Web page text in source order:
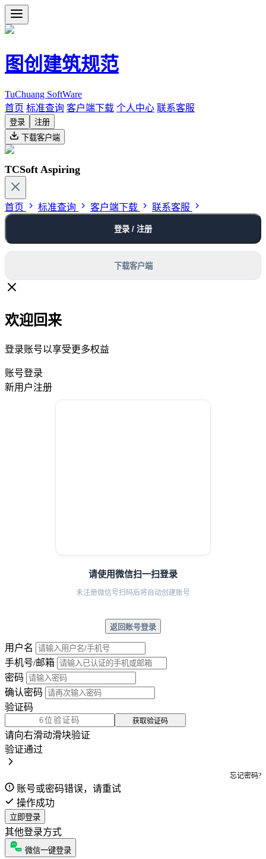
图创建筑规范
TuChuang SoftWare
首页 标准查询 客户端下载 个人中心 联系客服
登录
注册
下载客户端
TCSoft Aspiring
首页 标准查询 客户端下载 联系客服
登录 / 注册
下载客户端
欢迎回来
登录账号以享受更多权益
账号登录
新用户注册
请使用微信扫一扫登录
未注册微信号扫码后将自动创建账号
返回账号登录
用户名
手机号/邮箱
密码
确认密码
验证码
获取验证码
请向右滑动滑块验证
验证通过
忘记密码?
账号或密码错误，请重试
操作成功
立即登录
其他登录方式
微信一键登录